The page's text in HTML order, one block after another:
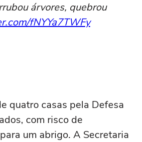
árvores, quebrou
fNYYa7TWFy
quatro casas pela Defesa
com risco de
um abrigo. A Secretaria